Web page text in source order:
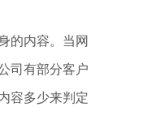
的内容。当网
司有部分客户
容多少来判定